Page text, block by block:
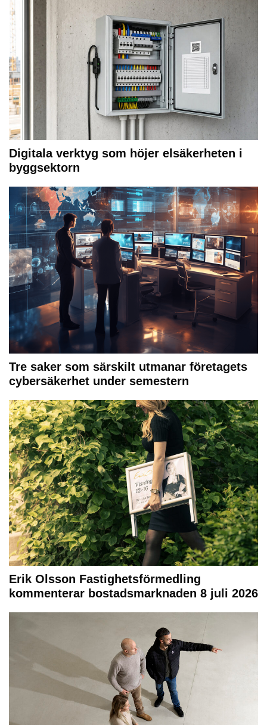
Digitala verktyg som höjer elsäkerheten i
byggsektorn
Tre saker som särskilt utmanar företagets
cybersäkerhet under semestern
Erik Olsson Fastighetsförmedling
kommenterar bostadsmarknaden 8 juli 2026